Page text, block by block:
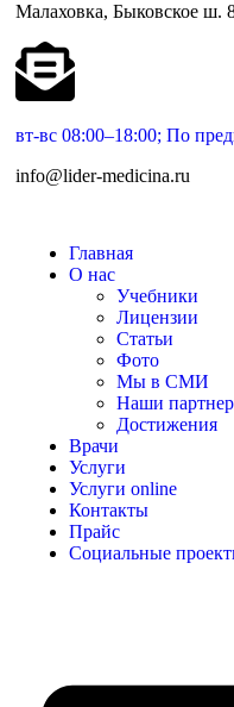
Малаховка, Быковское ш.
вт-вс 08:00–18:00; По
info@lider-medicina.ru
Главная
О нас
Учебники
Лицензии
Статьи
Фото
Мы в СМИ
Наши
Достижения
Врачи
Услуги
Услуги online
Контакты
Прайс
Социальные